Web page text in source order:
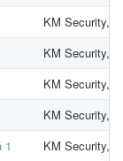
KM Security,
KM Security,
KM Security,
KM Security,
1
KM Security,